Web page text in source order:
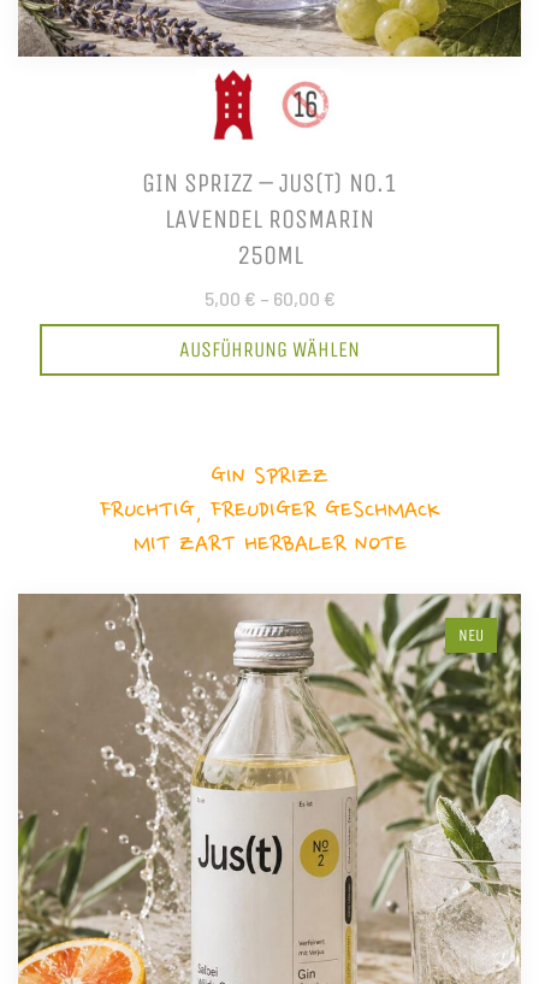
GIN SPRIZZ – JUS(T) NO.1
LAVENDEL ROSMARIN
250ML
5,00 € – 60,00 €
AUSFÜHRUNG WÄHLEN
GIN SPRIZZ
FRUCHTIG, FREUDIGER GESCHMACK
MIT ZART HERBALER NOTE
NEU